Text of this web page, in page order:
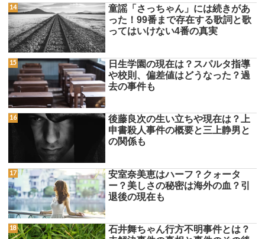
童謡「さっちゃん」には続きがあ
った！99番まで存在する歌詞と歌
ってはいけない4番の真実
日生学園の現在は？スパルタ指導
や校則、偏差値はどうなった？過
去の事件も
後藤良次の生い立ちや現在は？上
申書殺人事件の概要と三上静男と
の関係も
安室奈美恵はハーフ？クォータ
ー？美しさの秘密は海外の血？引
退後の現在も
石井舞ちゃん行方不明事件とは？